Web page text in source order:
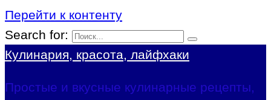
Перейти к контенту
Search for:
Кулинария, красота, лайфхаки
Простые и вкусные кулинарные рецепты,